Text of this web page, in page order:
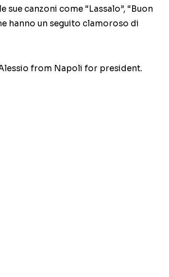
canzoni come “Lassalo”, “Buon
hanno un seguito clamoroso di
from Napoli for president.